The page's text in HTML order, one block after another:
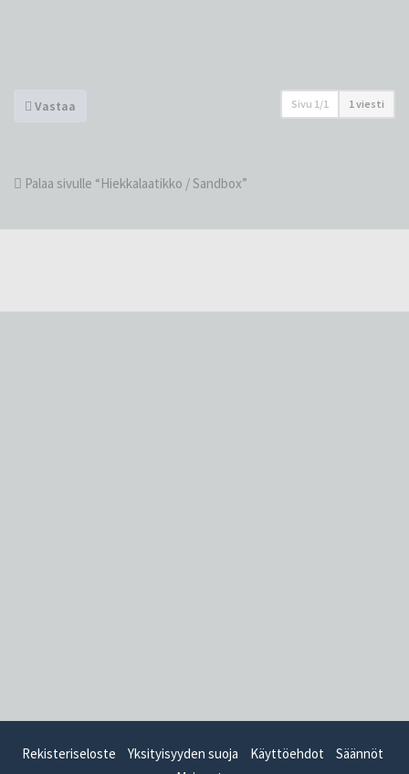
Vastaa Sivu 1/1 1 viesti
Palaa sivulle “Hiekkalaatikko / Sandbox”
Rekisteriseloste Yksityisyyden suoja Käyttöehdot
Säännöt